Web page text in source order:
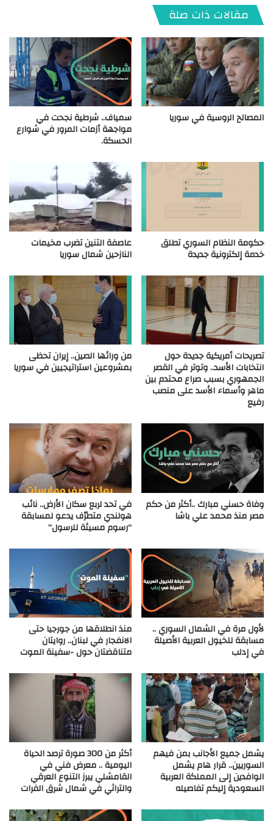
مقالات ذات صلة
المصالح الروسية في سوريا سمياف.. شرطية نجحت في
مواجهة أزمات المرور في شوارع
الحسكة.
حكومة النظام السوري تطلق
خدمة إلكترونية جديدة
عاصفة التنين تضرب مخيمات
النازحين شمال سوريا
تصريحات أمريكية جديدة حول
انتخابات الأسد.. وتوتر في القصر
الجمهوري بسبب صراع محتدم بين
ماهر وأسماء الأسد على منصب
رفيع
من ورائها الصين.. إيران تحظى
بمشروعين استراتيجيين في سوريا
وفاة حسني مبارك ..أكثر من حكم
مصر منذ محمد علي باشا
في تحد لربع سكان الأرض.. نائب
هولندي متطرّف يدعو لمسابقة
“رسوم مسيئة للرسول”
لأول مرة في الشمال السوري ..
مسابقة للخيول العربية الأصيلة
في إدلب
منذ انطلاقها من جورجيا حتى
الانفجار في لبنان.. روايتان
متناقضتان حول -سفينة الموت
يشمل جميع الأجانب بمن فيهم
السوريين.. قرار هام يشمل
الوافدين إلى المملكة العربية
السعودية إليكم تفاصيله
أكثر من 300 صورة ترصد الحياة
اليومية .. معرض فني في
القامشلي يبرز التنوع العرقي
والتراثي في شمال شرق الفرات